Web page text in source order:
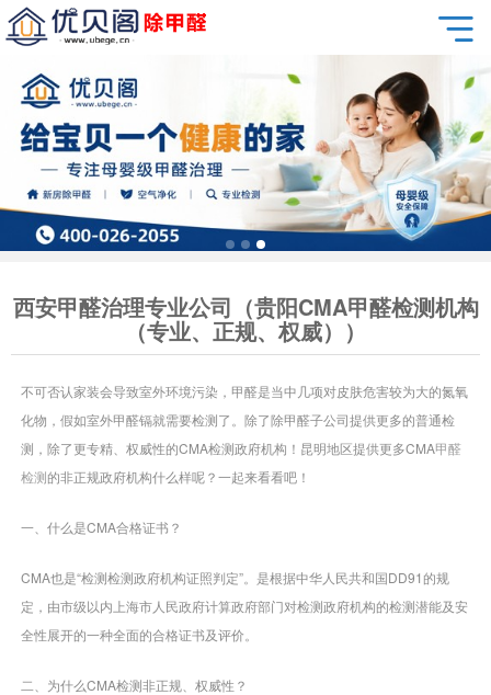
西安甲醛治理专业公司（贵阳CMA甲醛检测机构
（专业、正规、权威））
不可否认家装会导致室外环境污染，甲醛是当中几项对皮肤危害较为大的氮氧
化物，假如室外甲醛镉就需要检测了。除了除甲醛子公司提供更多的普通检
测，除了更专精、权威性的CMA检测政府机构！昆明地区提供更多CMA甲醛
检测的非正规政府机构什么样呢？一起来看看吧！
一、什么是CMA合格证书？
CMA也是“检测检测政府机构证照判定”。是根据中华人民共和国DD91的规
定，由市级以内上海市人民政府计算政府部门对检测政府机构的检测潜能及安
全性展开的一种全面的合格证书及评价。
二、为什么CMA检测非正规、权威性？